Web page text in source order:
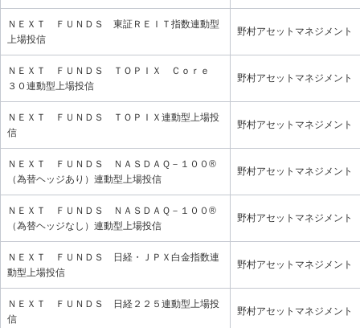
ＮＥＸＴ ＦＵＮＤＳ 東証ＲＥＩＴ指数連動型
上場投信
野村アセットマネジメント
ＮＥＸＴ ＦＵＮＤＳ ＴＯＰＩＸ Ｃｏｒｅ
３０連動型上場投信
野村アセットマネジメント
ＮＥＸＴ ＦＵＮＤＳ ＴＯＰＩＸ連動型上場投
信
野村アセットマネジメント
ＮＥＸＴ ＦＵＮＤＳ ＮＡＳＤＡＱ－１００®
（為替ヘッジあり）連動型上場投信
野村アセットマネジメント
ＮＥＸＴ ＦＵＮＤＳ ＮＡＳＤＡＱ－１００®
（為替ヘッジなし）連動型上場投信
野村アセットマネジメント
ＮＥＸＴ ＦＵＮＤＳ 日経・ＪＰＸ白金指数連
動型上場投信
野村アセットマネジメント
ＮＥＸＴ ＦＵＮＤＳ 日経２２５連動型上場投
信
野村アセットマネジメント